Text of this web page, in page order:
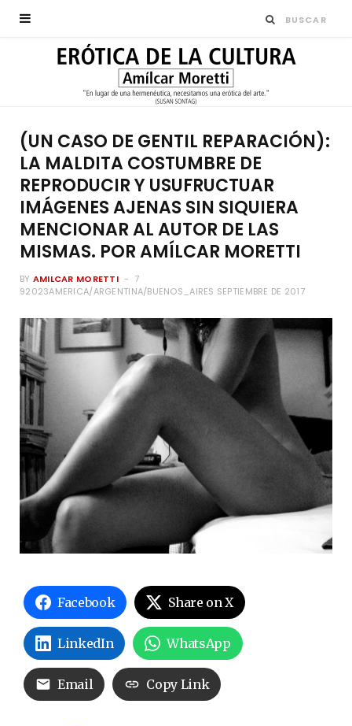
(UN CASO DE GENTIL REPARACIÓN):
LA MALDITA COSTUMBRE DE
REPRODUCIR Y USUFRUCTUAR
IMÁGENES AJENAS SIN SIQUIERA
MENCIONAR AL AUTOR DE LAS
MISMAS. POR AMÍLCAR MORETTI
BY AMILCAR MORETTI
7
92023AMERICA/ARGENTINA/BUENOS_AIRES SEPTIEMBRE DE 2017
Facebook Share on X
LinkedIn WhatsApp
Email Copy Link